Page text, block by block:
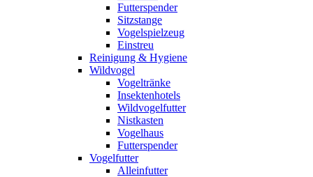
Futterspender
Sitzstange
Vogelspielzeug
Einstreu
Reinigung & Hygiene
Wildvogel
Vogeltränke
Insektenhotels
Wildvogelfutter
Nistkasten
Vogelhaus
Futterspender
Vogelfutter
Alleinfutter